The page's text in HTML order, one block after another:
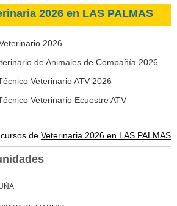
2026 en LAS PALMAS
2026
de Animales de Compañía 2026
Veterinario ATV 2026
Veterinario Ecuestre ATV
de Veterinaria 2026 en LAS PALMAS